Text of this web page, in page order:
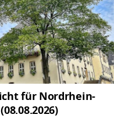
für Nordrhein-